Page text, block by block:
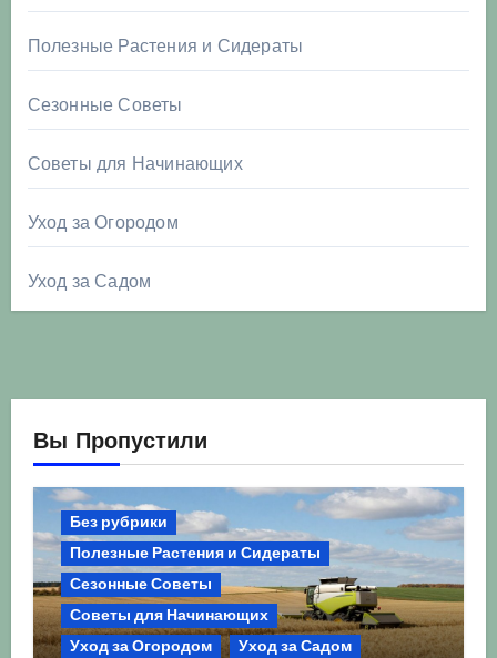
Полезные Растения и Сидераты
Сезонные Советы
Советы для Начинающих
Уход за Огородом
Уход за Садом
Вы Пропустили
Без рубрики
Полезные Растения и Сидераты
Сезонные Советы
Советы для Начинающих
Уход за Огородом
Уход за Садом